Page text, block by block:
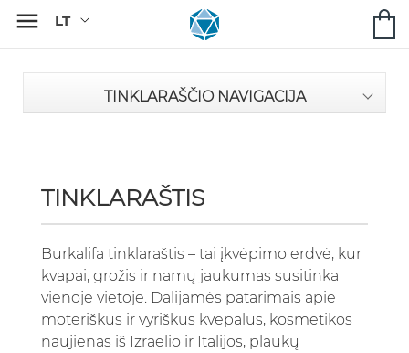

TINKLARAŠČIO NAVIGACIJA
TINKLARAŠTIS
Burkalifa tinklaraštis – tai įkvėpimo erdvė, kur
kvapai, grožis ir namų jaukumas susitinka
vienoje vietoje. Dalijamės patarimais apie
moteriškus ir vyriškus kvepalus, kosmetikos
naujienas iš Izraelio ir Italijos, plaukų